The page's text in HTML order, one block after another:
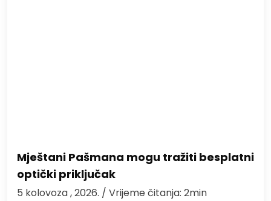
Mještani Pašmana mogu tražiti besplatni
optički priključak
5 kolovoza , 2026. / Vrijeme čitanja: 2min